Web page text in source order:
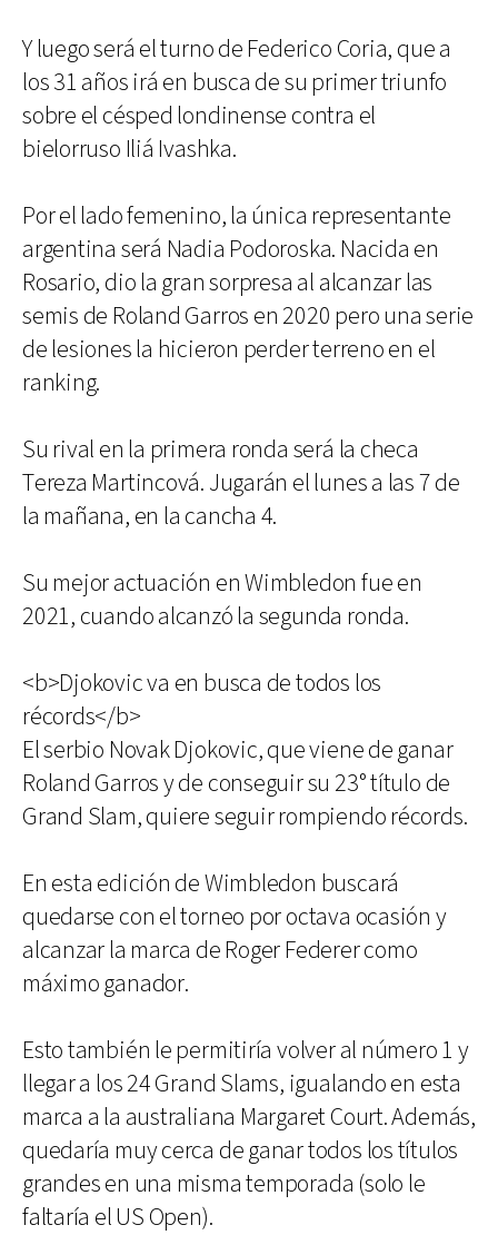
Y luego será el turno de Federico Coria, que a
los 31 años irá en busca de su primer triunfo
sobre el césped londinense contra el
bielorruso Iliá Ivashka.
Por el lado femenino, la única representante
argentina será Nadia Podoroska. Nacida en
Rosario, dio la gran sorpresa al alcanzar las
semis de Roland Garros en 2020 pero una serie
de lesiones la hicieron perder terreno en el
ranking.
Su rival en la primera ronda será la checa
Tereza Martincová. Jugarán el lunes a las 7 de
la mañana, en la cancha 4.
Su mejor actuación en Wimbledon fue en
2021, cuando alcanzó la segunda ronda.
<b>Djokovic va en busca de todos los
récords</b>
El serbio Novak Djokovic, que viene de ganar
Roland Garros y de conseguir su 23° título de
Grand Slam, quiere seguir rompiendo récords.
En esta edición de Wimbledon buscará
quedarse con el torneo por octava ocasión y
alcanzar la marca de Roger Federer como
máximo ganador.
Esto también le permitiría volver al número 1 y
llegar a los 24 Grand Slams, igualando en esta
marca a la australiana Margaret Court. Además,
quedaría muy cerca de ganar todos los títulos
grandes en una misma temporada (solo le
faltaría el US Open).